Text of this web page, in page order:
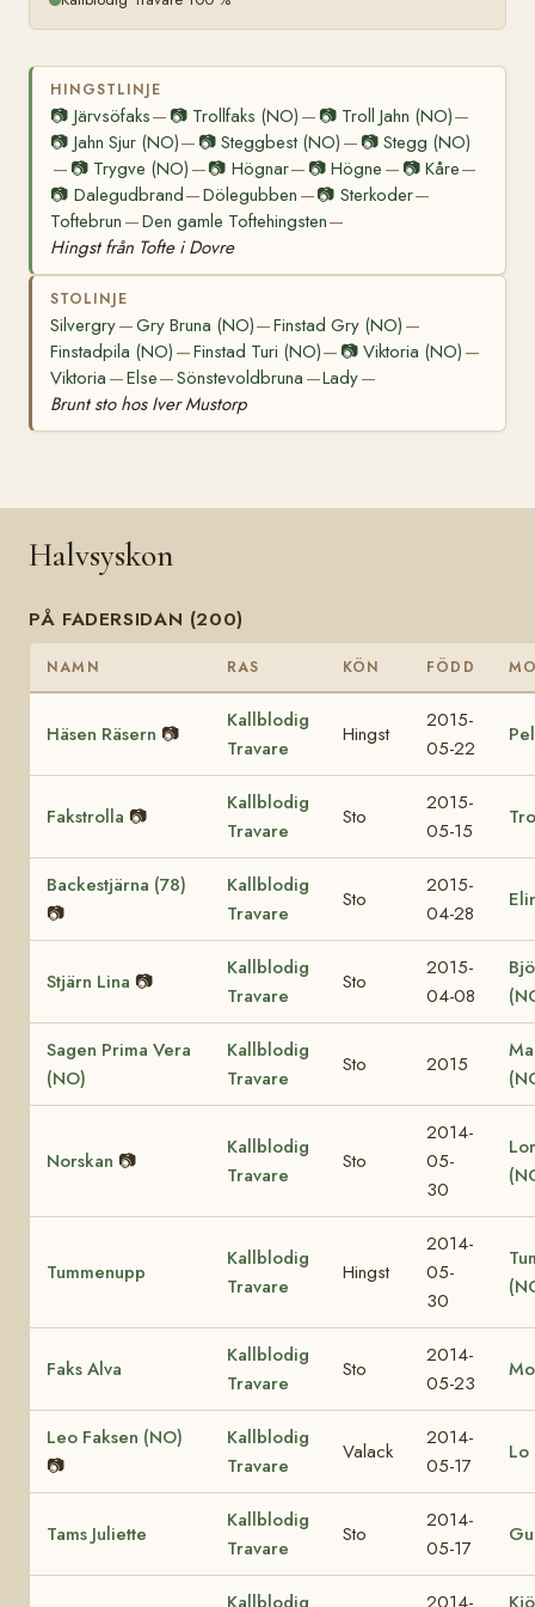
HINGSTLINJE
📷 Järvsöfaks— 📷 Trollfaks (NO) — 📷 Troll Jahn (NO)—
📷 Jahn Sjur (NO)— 📷Steggbest (NO) — 📷 Stegg (NO)
— 📷 Trygve (NO) —📷 Högnar— 📷Högne — 📷 Kåre—
📷 Dalegudbrand—Dölegubben —📷 Sterkoder—
Toftebrun —Den gamle Toftehingsten—
Hingst från Tofte i Dovre
STOLINJE
Silvergry—Gry Bruna (NO)—Finstad Gry (NO) —
Finstadpila (NO) —Finstad Turi (NO)— 📷Viktoria (NO) —
Viktoria —Else—Sönstevoldbruna —Lady—
Brunt sto hos Iver Mustorp
Halvsyskon
PÅ FADERSIDAN (200)
NAMN RAS KÖN FÖDD
Häsen Räsern 📷
Kallblodig
Travare
Hingst
2015-
05-22
Fakstrolla 📷
Kallblodig
Travare
Sto
2015-
05-15
Backestjärna (78)
📷
Kallblodig
Travare
Sto
2015-
04-28
Stjärn Lina 📷
Kallblodig
Travare
Sto
2015-
04-08
Sagen Prima Vera
(NO)
Kallblodig
Travare
Sto 2015
Norskan 📷
Kallblodig
Travare
Sto
2014-
05-
30
Tummenupp
Kallblodig
Travare
Hingst
2014-
05-
30
Faks Alva
Kallblodig
Travare
Sto
2014-
05-23
Leo Faksen (NO)
📷
Kallblodig
Travare
Valack
2014-
05-17
Lo
Tams Juliette
Kallblodig
Travare
Sto
2014-
05-17
Kallblodig 2014-